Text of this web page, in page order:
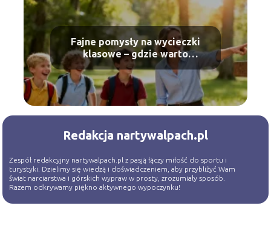
Fajne pomysły na wycieczki
klasowe – gdzie warto
pojechać?
Redakcja nartywalpach.pl
Zespół redakcyjny nartywalpach.pl z pasją łączy miłość do sportu i
turystyki. Dzielimy się wiedzą i doświadczeniem, aby przybliżyć Wam
świat narciarstwa i górskich wypraw w prosty, zrozumiały sposób.
Razem odkrywamy piękno aktywnego wypoczynku!